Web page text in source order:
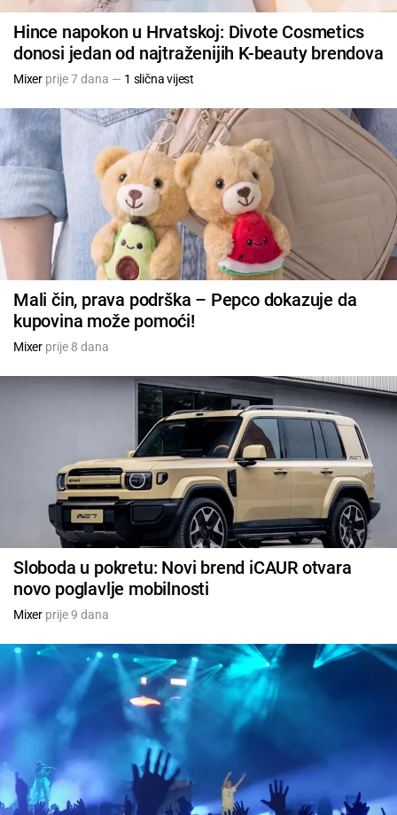
Hince napokon u Hrvatskoj: Divote Cosmetics
donosi jedan od najtraženijih K-beauty brendova
Mixer prije 7 dana — 1 slična vijest
Mali čin, prava podrška – Pepco dokazuje da
kupovina može pomoći!
Mixer prije 8 dana
Sloboda u pokretu: Novi brend iCAUR otvara
novo poglavlje mobilnosti
Mixer prije 9 dana